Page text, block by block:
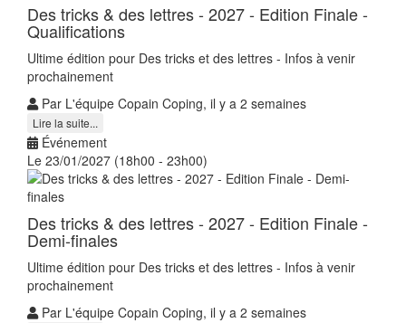
Des tricks & des lettres - 2027 - Edition Finale -
Qualifications
Ultime édition pour Des tricks et des lettres - Infos à venir
prochainement
Par L'équipe Copain Coping, il y a 2 semaines
Lire la suite...
Événement
Le 23/01/2027 (18h00 - 23h00)
Des tricks & des lettres - 2027 - Edition Finale -
Demi-finales
Ultime édition pour Des tricks et des lettres - Infos à venir
prochainement
Par L'équipe Copain Coping, il y a 2 semaines